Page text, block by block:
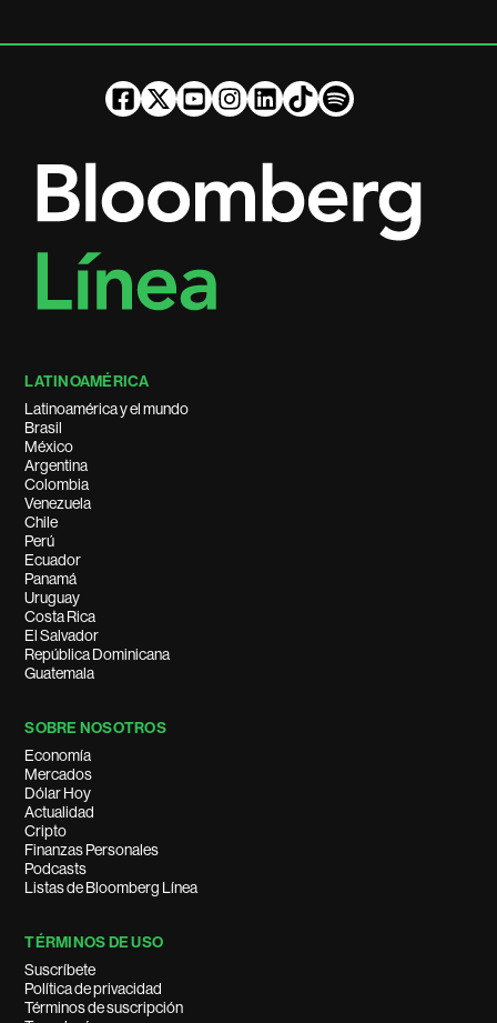
LATINOAMÉRICA
Latinoamérica y el mundo
Brasil
México
Argentina
Colombia
Venezuela
Chile
Perú
Ecuador
Panamá
Uruguay
Costa Rica
El Salvador
República Dominicana
Guatemala
SOBRE NOSOTROS
Economía
Mercados
Dólar Hoy
Actualidad
Cripto
Finanzas Personales
Podcasts
Listas de Bloomberg Línea
TÉRMINOS DE USO
Suscríbete
Política de privacidad
Términos de suscripción